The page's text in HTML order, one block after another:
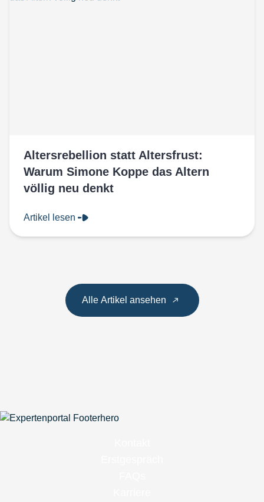
Altersrebellion statt Altersfrust:
Warum Simone Koppe das Altern
völlig neu denkt
Artikel lesen
Alle Artikel ansehen